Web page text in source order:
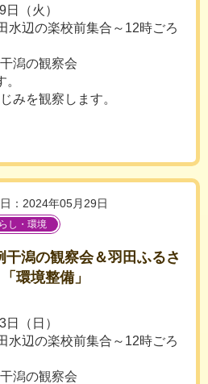
（火）
水辺の楽校前集合～12時ごろ
潟の観察会
みを観察します。
：2024年05月29日
し・環境
干潟の観察会＆羽田ふるさ
環境整備」
（日）
水辺の楽校前集合～12時ごろ
潟の観察会